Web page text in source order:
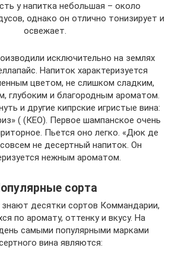
у напитка небольшая – около
однако он отлично тонизирует и
освежает.
исключительно на землях
Напиток характеризуется
цветом, не слишком сладким,
глубоким и благородным ароматом.
и другие кипрские игристые вина:
( (КЕО). Первое шампанское очень
Пьется оно легко. «Дюк де
не десертный напиток. Он
нежным ароматом.
сорта
десятки сортов Коммандарии,
по аромату, оттенку и вкусу. На
самыми популярными марками
вина являются: